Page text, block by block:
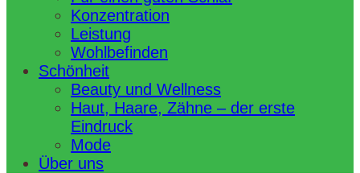
Konzentration
Leistung
Wohlbefinden
Schönheit
Beauty und Wellness
Haut, Haare, Zähne – der erste
Eindruck
Mode
Über uns